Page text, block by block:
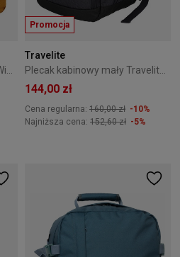
Promocja
Travelite
144,00 zł
Cena regularna: 160,00 zł -10%
Najniższa cena: 152,60 zł -5%